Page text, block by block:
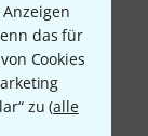
das für
Cookies
zu (alle